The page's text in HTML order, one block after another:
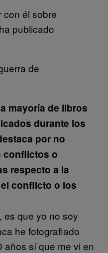
con él sobre
publicado
mayoría de libros
durante los
por no
conflictos o
respecto a la
conflicto o los
es que yo no soy
he fotografiado
años sí que me vi en